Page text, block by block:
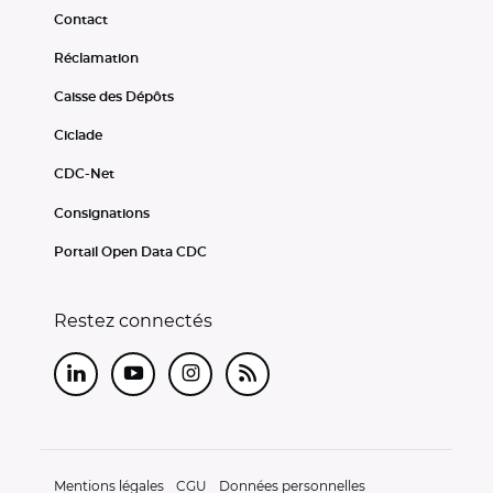
Contact
Réclamation
Caisse des Dépôts
Ciclade
CDC-Net
Consignations
Portail Open Data CDC
Restez connectés
LinkedInYoutubeInstagram
RSS
Mentions légales CGU Données personnelles